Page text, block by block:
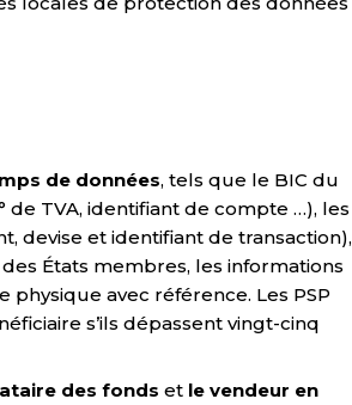
de données, tels que le BIC du
de TVA, identifiant de compte …), les
devise et identifiant de transaction),
États membres, les informations
avec référence. Les PSP
s’ils dépassent vingt-cinq
des fonds et le vendeur en